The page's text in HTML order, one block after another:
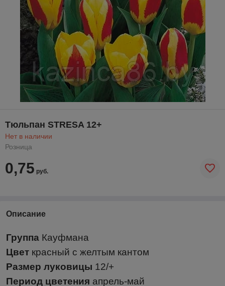
Тюльпан STRESA 12+
Нет в наличии
Розница
0,75 руб.
Описание
Группа Кауфмана
Цвет красный с желтым кантом
Размер луковицы 12/+
Период цветения апрель-май